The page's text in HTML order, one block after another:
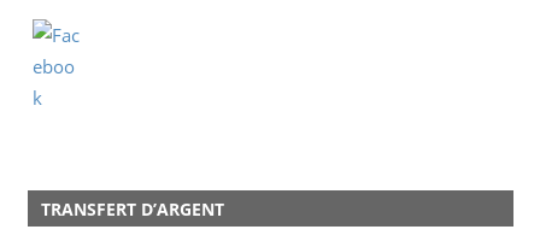
TRANSFERT D’ARGENT